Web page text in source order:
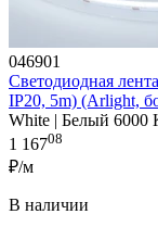
046901
Светодиодная
IP20, 5m) (Arlight,
White | Белый 6000
1 16708
₽/м
В наличии